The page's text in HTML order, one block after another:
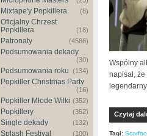
Mixtape'y Popkillera (8)
Oficjalny Chrzest
Popkillera
(18)
Patronaty (4566)
Podsumowania dekady
(30)
Podsumowania roku (134)
Popkiller Christmas Party
(16)
Popkiller Młode Wilki (352)
Popkillery (352)
Single dekady (132)
Splash Festival (100)
Wspólny
napisał,
Czytaj
Tagi: